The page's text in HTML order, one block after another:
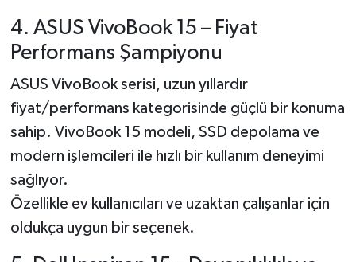
4. ASUS VivoBook 15 – Fiyat
Performans Şampiyonu
ASUS VivoBook serisi, uzun yıllardır
fiyat/performans kategorisinde güçlü bir konuma
sahip. VivoBook 15 modeli, SSD depolama ve
modern işlemcileri ile hızlı bir kullanım deneyimi
sağlıyor.
Özellikle ev kullanıcıları ve uzaktan çalışanlar için
oldukça uygun bir seçenek.